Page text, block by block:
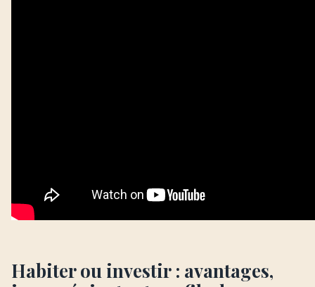
Habiter ou investir : avantages,